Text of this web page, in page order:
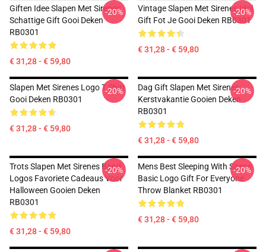
Giften Idee Slapen Met Sirenes
Schattige Gift Gooi Deken
RB0301
€ 31,28 - € 59,80
-20%
Vintage Slapen Met Sirenes Idol
Gift Fot Je Gooi Deken RB0301
€ 31,28 - € 59,80
-20%
Slapen Met Sirenes Logo T Shirt
Gooi Deken RB0301
€ 31,28 - € 59,80
-20%
Dag Gift Slapen Met Sirenes
Kerstvakantie Gooien Deken
RB0301
€ 31,28 - € 59,80
-20%
Trots Slapen Met Sirenes Band
Logos Favoriete Cadeaus Voor
Halloween Gooien Deken
RB0301
€ 31,28 - € 59,80
-20%
Mens Best Sleeping With Sirens
Basic Logo Gift For Everyone
Throw Blanket RB0301
€ 31,28 - € 59,80
-20%